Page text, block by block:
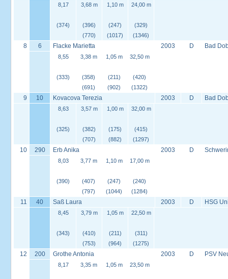
8,17
(374)
3,68 m
(396)
(770)
1,10 m
(247)
(1017)
24,00 m
(329)
(1346)
8 6 Flacke Marietta 2003 D Bad
8,55
(333)
3,38 m
(358)
(691)
1,05 m
(211)
(902)
32,50 m
(420)
(1322)
9 10 Kovacova Terezia 2003 D Bad
8,63
(325)
3,57 m
(382)
(707)
1,00 m
(175)
(882)
32,00 m
(415)
(1297)
10 290 Erb Anika 2003 D
8,03
(390)
3,77 m
(407)
(797)
1,10 m
(247)
(1044)
17,00 m
(240)
(1284)
11 40 Saß Laura 2003 D HSG
8,45
(343)
3,79 m
(410)
(753)
1,05 m
(211)
(964)
22,50 m
(311)
(1275)
12 200 Grothe Antonia 2003 D PSV
8,17 3,35 m 1,05 m 23,50 m